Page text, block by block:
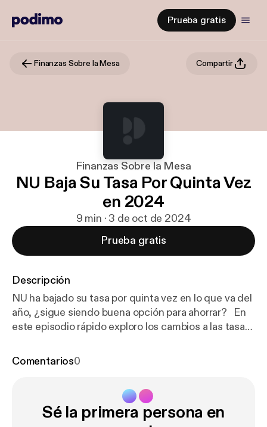
Prueba gratis
Finanzas Sobre la Mesa Compartir
Finanzas Sobre la Mesa
NU Baja Su Tasa Por Quinta Vez
en 2024
9 min · 3 de oct de 2024
Prueba gratis
Descripción
NU ha bajado su tasa por quinta vez en lo que va del
año, ¿sigue siendo buena opción para ahorrar? En
este episodio rápido exploro los cambios a las tasas
CETES, y cómo atar una tasa alta desde hoy podría
Comentarios0
Sé la primera persona en